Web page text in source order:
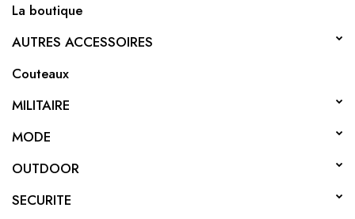
La boutique
AUTRES ACCESSOIRES
Couteaux
MILITAIRE
MODE
OUTDOOR
SECURITE